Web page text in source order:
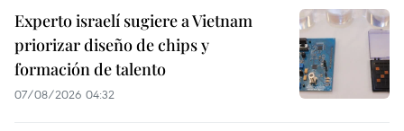
Experto israelí sugiere a Vietnam
priorizar diseño de chips y
formación de talento
07/08/2026 04:32